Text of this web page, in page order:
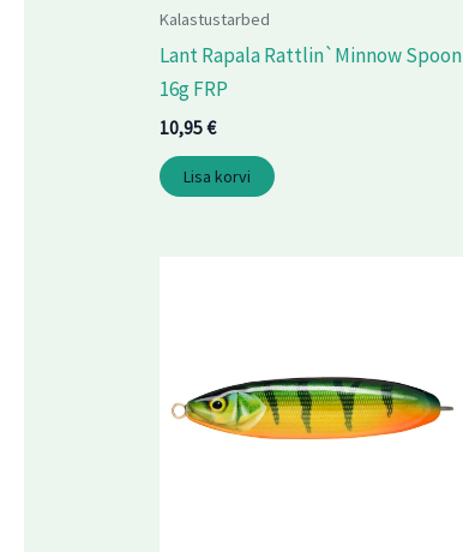
Kalastustarbed
Lant Rapala Rattlin`Minnow Spoon
16g FRP
10,95€
Lisa korvi